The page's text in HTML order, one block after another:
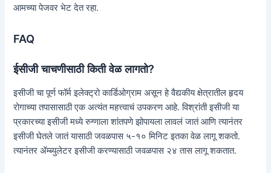
आमच्या पेजवर भेट देत रहा.
FAQ
ईसीजी चाचणीसाठी किती वेळ लागतो?
इसीजी चा पूर्ण फॉर्म इलेक्ट्रो कार्डिओग्राम असून हे वैद्यकीय क्षेत्रातील हृदय
रोगाच्या तपासासाठी एक अत्यंत महत्त्वाचं उपकरण आहे. विश्रांती इसीजी या
प्रकारच्या इसीजी मध्ये रुग्णाला शांतपणे झोपायला लावलं जातं आणि त्यानंतर
इसीजी घेतले जातं यासाठी जवळपास ५-१० मिनिट इतका वेळ लागू शकतो.
त्यानंतर ॲम्ब्युलेटर इसीजी करण्यासाठी जवळपास २४ तास लागू शकतात.